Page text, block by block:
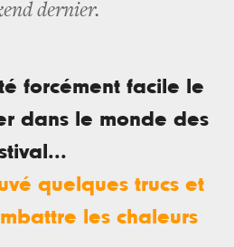
dernier.
forcément facile le
dans le monde des
quelques trucs et
les chaleurs